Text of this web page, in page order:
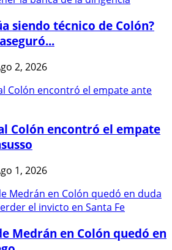
siendo técnico de Colón?
2, 2026
Colón encontró el empate
1, 2026
Medrán en Colón quedó en